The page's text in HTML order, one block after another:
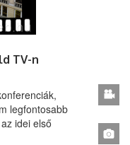
TV-n
legfontosabb
idei első